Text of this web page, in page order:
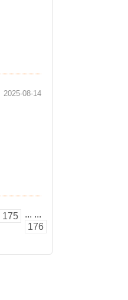
2025-08-14
...
175
176
...